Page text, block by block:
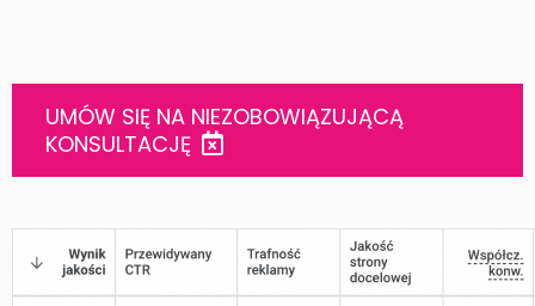
UMÓW SIĘ NA NIEZOBOWIĄZUJĄCĄ
KONSULTACJĘ